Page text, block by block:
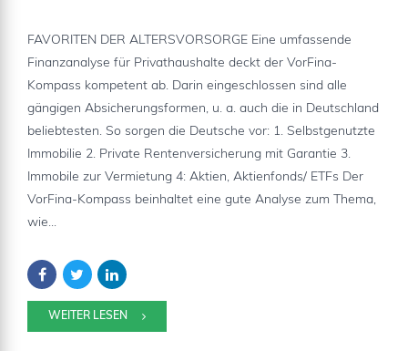
FAVORITEN DER ALTERSVORSORGE Eine umfassende
Finanzanalyse für Privathaushalte deckt der VorFina-
Kompass kompetent ab. Darin eingeschlossen sind alle
gängigen Absicherungsformen, u. a. auch die in Deutschland
beliebtesten. So sorgen die Deutsche vor: 1. Selbstgenutzte
Immobilie 2. Private Rentenversicherung mit Garantie 3.
Immobile zur Vermietung 4: Aktien, Aktienfonds/ ETFs Der
VorFina-Kompass beinhaltet eine gute Analyse zum Thema,
wie...
WEITER LESEN